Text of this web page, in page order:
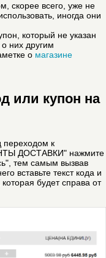
скорее всего, уже не
иногда они
который не указан
них другим
о магазине
или купон на
переходом к
ДОСТАВКИ" нажмите
тем самым вызвав
вставьте текст кода и
будет справа от